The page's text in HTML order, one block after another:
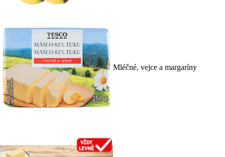
Mléčné, vejce a margaríny